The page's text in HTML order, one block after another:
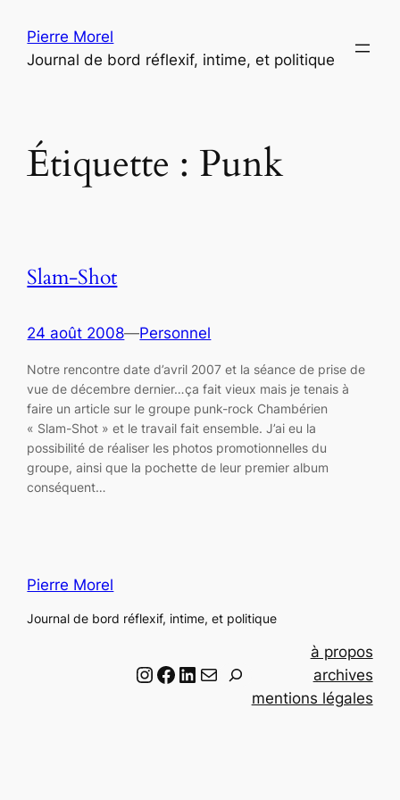
contenu
Pierre Morel
Journal de bord réflexif, intime, et politique
Étiquette : Punk
Slam-Shot
24 août 2008—Personnel
Notre rencontre date d’avril 2007 et la séance de prise de
vue de décembre dernier…ça fait vieux mais je tenais à
faire un article sur le groupe punk-rock Chambérien
« Slam-Shot » et le travail fait ensemble. J’ai eu la
possibilité de réaliser les photos promotionnelles du
groupe, ainsi que la pochette de leur premier album
conséquent…
Pierre Morel
Journal de bord réflexif, intime, et politique
Instagram Facebook LinkedIn Email
à propos
archives
mentions légales